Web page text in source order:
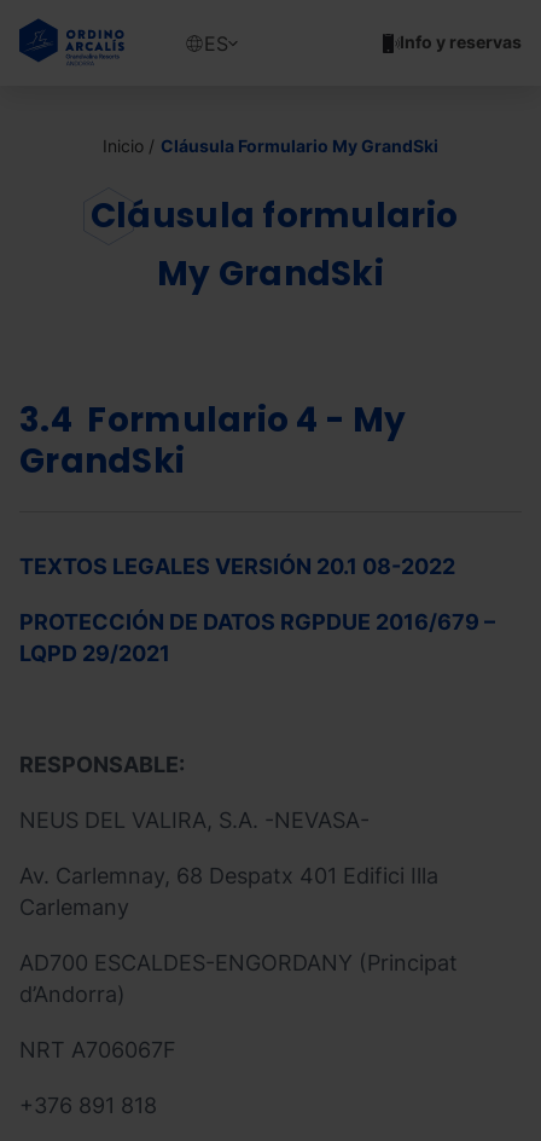
contenido
Info y reservas
Show
ES
Inicio Cláusula Formulario My GrandSki
Cláusula formulario
My GrandSki
3.4 Formulario 4 - My
GrandSki
TEXTOS LEGALES VERSIÓN 20.1 08-2022
PROTECCIÓN DE DATOS RGPDUE 2016/679 –
LQPD 29/2021
RESPONSABLE:
NEUS DEL VALIRA, S.A. -NEVASA-
Av. Carlemnay, 68 Despatx 401 Edifici Illa
Carlemany
AD700 ESCALDES-ENGORDANY (Principat
d’Andorra)
NRT A706067F
+376 891 818